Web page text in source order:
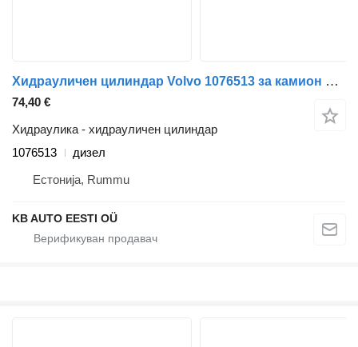
Хидрауличен цилиндар Volvo 1076513 за камион Volvo FM7-FM12, FM, FMX (1998-2014)
74,40 €
Хидраулика - хидрауличен цилиндар
1076513
дизел
Естонија, Rummu
KB AUTO EESTI OÜ